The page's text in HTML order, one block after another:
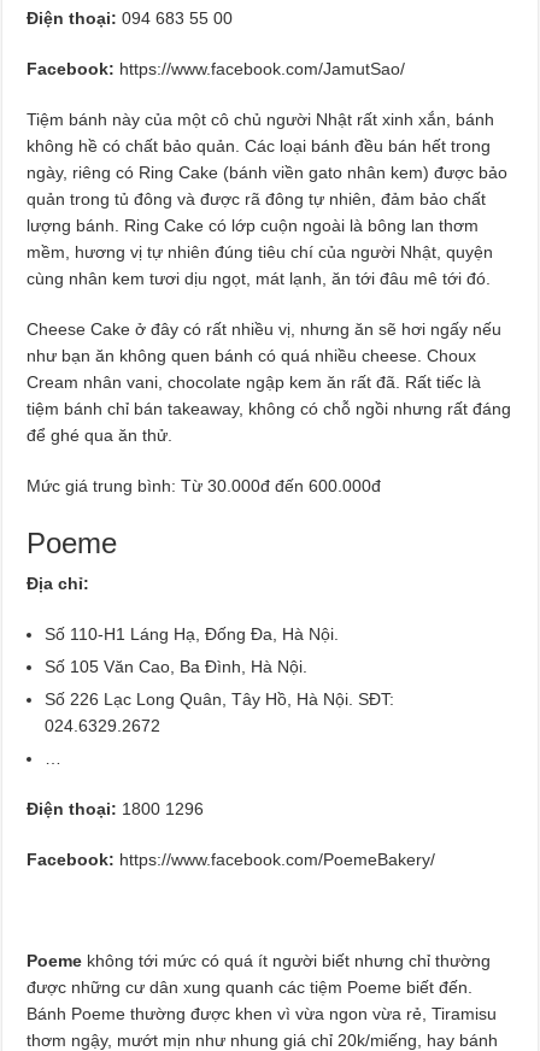
Điện thoại:094 683 55 00
Facebook: https://www.facebook.com/JamutSao/
Tiệm bánh này của một cô chủ người Nhật rất xinh xắn, bánh
không hề có chất bảo quản. Các loại bánh đều bán hết trong
ngày, riêng có Ring Cake (bánh viền gato nhân kem) được bảo
quản trong tủ đông và được rã đông tự nhiên, đảm bảo chất
lượng bánh. Ring Cake có lớp cuộn ngoài là bông lan thơm
mềm, hương vị tự nhiên đúng tiêu chí của người Nhật, quyện
cùng nhân kem tươi dịu ngọt, mát lạnh, ăn tới đâu mê tới đó.
Cheese Cake ở đây có rất nhiều vị, nhưng ăn sẽ hơi ngấy nếu
như bạn ăn không quen bánh có quá nhiều cheese. Choux
Cream nhân vani, chocolate ngập kem ăn rất đã. Rất tiếc là
tiệm bánh chỉ bán takeaway, không có chỗ ngồi nhưng rất đáng
để ghé qua ăn thử.
Mức giá trung bình: Từ 30.000đ đến 600.000đ
Poeme
Địa chỉ:
Số 110-H1 Láng Hạ, Đống Đa, Hà Nội.
Số 105 Văn Cao, Ba Đình, Hà Nội.
Số 226 Lạc Long Quân, Tây Hồ, Hà Nội. SĐT:
024.6329.2672
Điện thoại: 1800 1296
Facebook: https://www.facebook.com/PoemeBakery/
Poeme không tới mức có quá ít người biết nhưng chỉ thường
được những cư dân xung quanh các tiệm Poeme biết đến.
Bánh Poeme thường được khen vì vừa ngon vừa rẻ, Tiramisu
thơm ngậy, mướt mịn như nhung giá chỉ 20k/miếng, hay bánh